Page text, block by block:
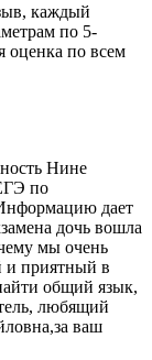
каждый
по 5-
оценка по всем
Нине
по
дает
дочь вошла
мы очень
приятный в
общий язык,
, любящий
ваш